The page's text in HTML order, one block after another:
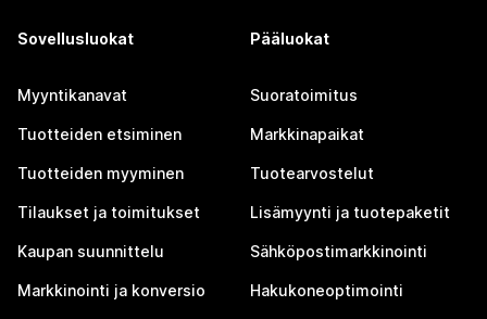
Sovellusluokat
Myyntikanavat
Tuotteiden etsiminen
Tuotteiden myyminen
Tilaukset ja toimitukset
Kaupan suunnittelu
Markkinointi ja konversio
Pääluokat
Suoratoimitus
Markkinapaikat
Tuotearvostelut
Lisämyynti ja tuotepaketit
Sähköpostimarkkinointi
Hakukoneoptimointi